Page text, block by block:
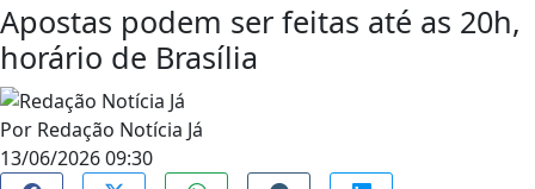
Apostas podem ser feitas até as 20h,
horário de Brasília
Por Redação Notícia Já
13/06/2026 09:30